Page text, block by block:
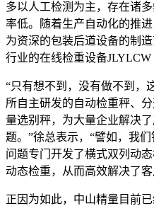
多以人工检测为主，存在诸
率低。随着生产自动化的推
为资深的包装后道设备的制
行业的在线检重设备JLYLCW
“只有想不到，没有做不到，
所自主研发的自动检重秤、
量选别秤，为大量企业解决
题。”徐总表示，“譬如，我
问题专门开发了横式双列动
动态检重，从而高效解决了
正因为如此，中山精量目前